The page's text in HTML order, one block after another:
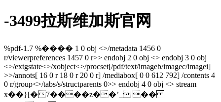
-3499拉斯维加斯官网
%pdf-1.7 %���� 1 0 obj <>/metadata 1456 0
r/viewerpreferences 1457 0 r>> endobj 2 0 obj <> endobj 3 0 obj
<>/extgstate<>/xobject<>/procset[/pdf/text/imageb/imagec/imagei]
>>/annots[ 16 0 r 18 0 r 20 0 r] /mediabox[ 0 0 612 792] /contents 4
0 r/group<>/tabs/s/structparents 0>> endobj 4 0 obj <> stream
x��}[�7����z��ʼ_ ��